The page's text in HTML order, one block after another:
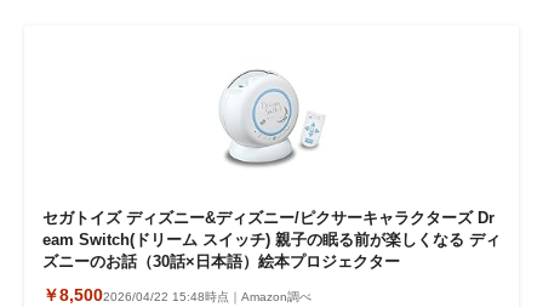
セガトイズ ディズニー&ディズニー/ピクサーキャラクターズ Dr
eam Switch(ドリーム スイッチ) 親子の眠る前が楽しくなる ディ
ズニーのお話（30話×日本語）絵本プロジェクター
￥8,5002026/04/22 15:48時点｜Amazon調べ